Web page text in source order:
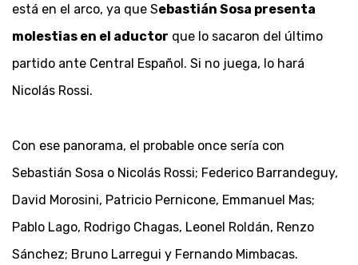
está en el arco, ya que Sebastián Sosa presenta
molestias en el aductor que lo sacaron del último
partido ante Central Español. Si no juega, lo hará
Nicolás Rossi.
Con ese panorama, el probable once sería con
Sebastián Sosa o Nicolás Rossi; Federico Barrandeguy,
David Morosini, Patricio Pernicone, Emmanuel Mas;
Pablo Lago, Rodrigo Chagas, Leonel Roldán, Renzo
Sánchez; Bruno Larregui y Fernando Mimbacas.